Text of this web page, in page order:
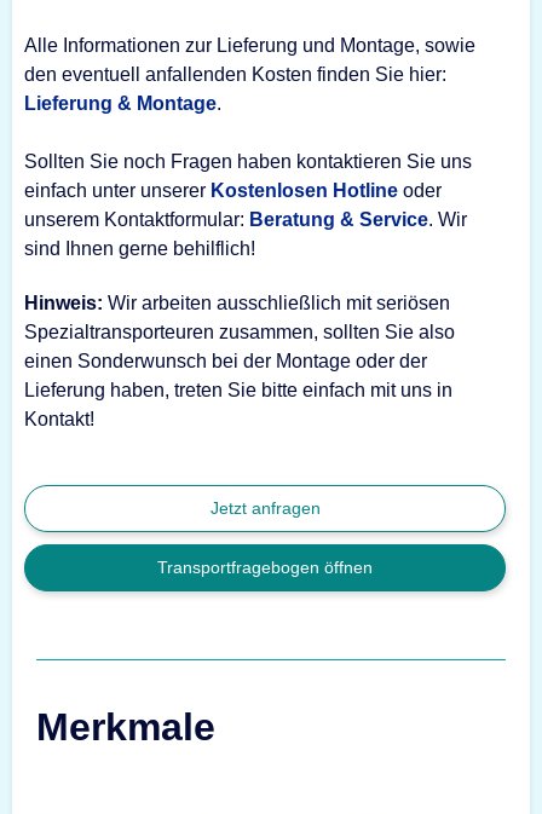
Alle Informationen zur Lieferung und Montage, sowie
den eventuell anfallenden Kosten finden Sie hier:
Lieferung & Montage.
Sollten Sie noch Fragen haben kontaktieren Sie uns
einfach unter unserer Kostenlosen Hotline oder
unserem Kontaktformular: Beratung & Service. Wir
sind Ihnen gerne behilflich!
Hinweis: Wir arbeiten ausschließlich mit seriösen
Spezialtransporteuren zusammen, sollten Sie also
einen Sonderwunsch bei der Montage oder der
Lieferung haben, treten Sie bitte einfach mit uns in
Kontakt!
Jetzt anfragen
Transportfragebogen öffnen
Merkmale